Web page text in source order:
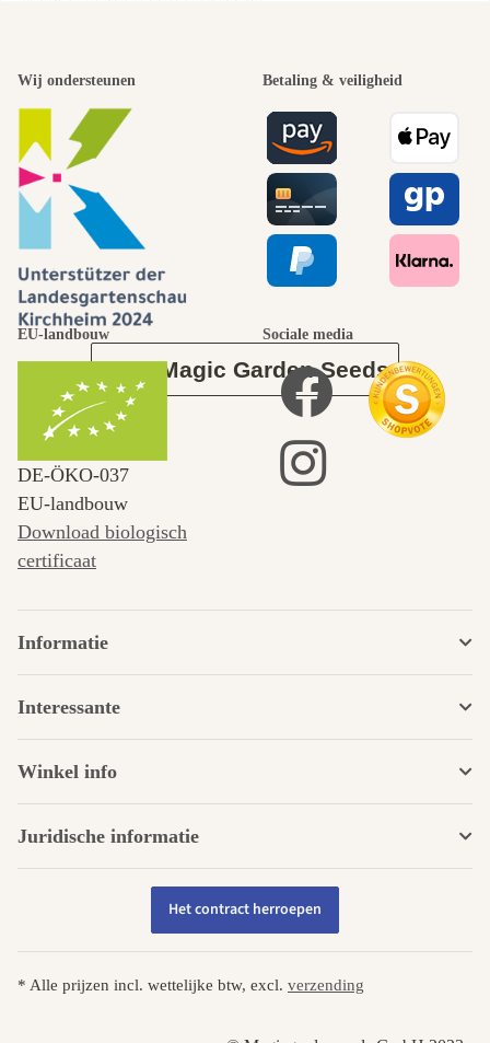
mooiste paden
naar onszelf
leidt door de
tuin.
Over Magic Garden Seeds
Wij ondersteunen Betaling & veiligheid
EU-landbouw
DE‑ÖKO‑037
EU-landbouw
Download biologisch
certificaat
Sociale media
Informatie
Interessante
Winkel info
Juridische informatie
Het contract herroepen
* Alle prijzen incl. wettelijke btw, excl. verzending